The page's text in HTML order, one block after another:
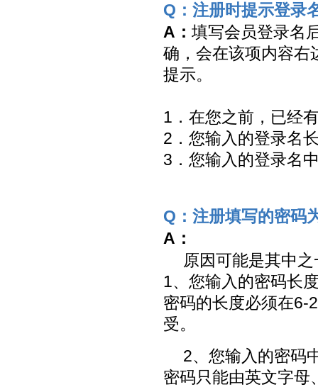
Q：注册时提示登录
A： 填写会员登录名
确，会在该项内容右
提示。
1．在您之前，已经
2．您输入的登录名
3．您输入的登录名
Q：注册填写的密码
A：
原因可能是其中之
1、您输入的密码长
密码的长度必须在6-
受。
2、您输入的密码
密码只能由英文字母